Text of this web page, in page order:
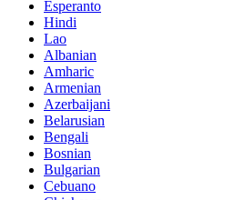
Esperanto
Hindi
Lao
Albanian
Amharic
Armenian
Azerbaijani
Belarusian
Bengali
Bosnian
Bulgarian
Cebuano